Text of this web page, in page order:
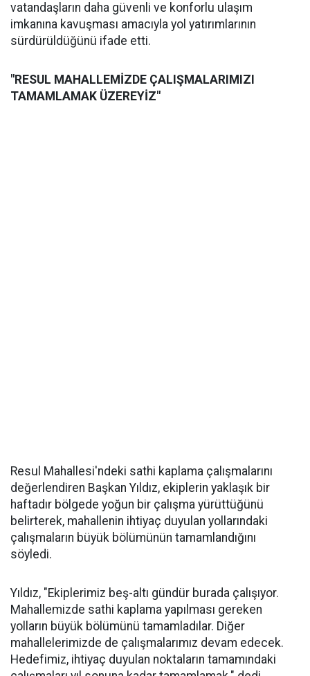
vatandaşların daha güvenli ve konforlu ulaşım
imkanına kavuşması amacıyla yol yatırımlarının
sürdürüldüğünü ifade etti.
"RESUL MAHALLEMİZDE ÇALIŞMALARIMIZI
TAMAMLAMAK ÜZEREYİZ"
Resul Mahallesi'ndeki sathi kaplama çalışmalarını
değerlendiren Başkan Yıldız, ekiplerin yaklaşık bir
haftadır bölgede yoğun bir çalışma yürüttüğünü
belirterek, mahallenin ihtiyaç duyulan yollarındaki
çalışmaların büyük bölümünün tamamlandığını
söyledi.
Yıldız, "Ekiplerimiz beş-altı gündür burada çalışıyor.
Mahallemizde sathi kaplama yapılması gereken
yolların büyük bölümünü tamamladılar. Diğer
mahallelerimizde de çalışmalarımız devam edecek.
Hedefimiz, ihtiyaç duyulan noktaların tamamındaki